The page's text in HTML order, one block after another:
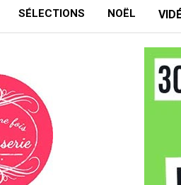
SÉLECTIONS NOËL